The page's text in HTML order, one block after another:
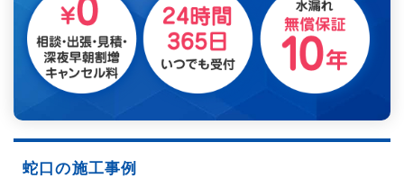
蛇口の施工事例